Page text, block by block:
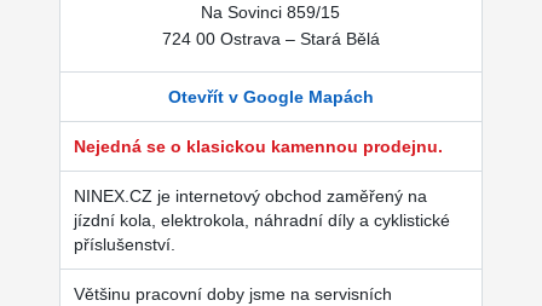
Na Sovinci 859/15
724 00 Ostrava – Stará Bělá
Otevřít v Google Mapách
Nejedná se o klasickou kamennou prodejnu.
NINEX.CZ je internetový obchod zaměřený na
jízdní kola, elektrokola, náhradní díly a cyklistické
příslušenství.
Většinu pracovní doby jsme na servisních